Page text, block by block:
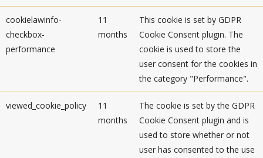
cookielawinfo-
checkbox-
performance
11
months
This cookie is set by GDPR
Cookie Consent plugin. The
cookie is used to store the
user consent for the cookies in
the category "Performance".
viewed_cookie_policy
11
months
The cookie is set by the GDPR
Cookie Consent plugin and is
used to store whether or not
user has consented to the use